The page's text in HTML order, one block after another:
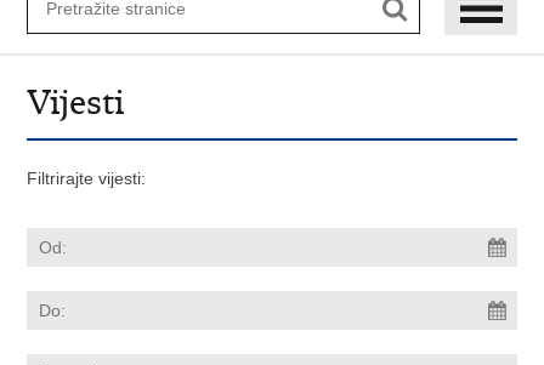
Vijesti
Filtrirajte vijesti: